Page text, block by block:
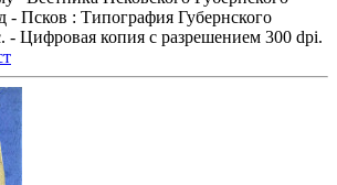
- Псков : Типография Губернского
- Цифровая копия с разрешением 300 dpi.